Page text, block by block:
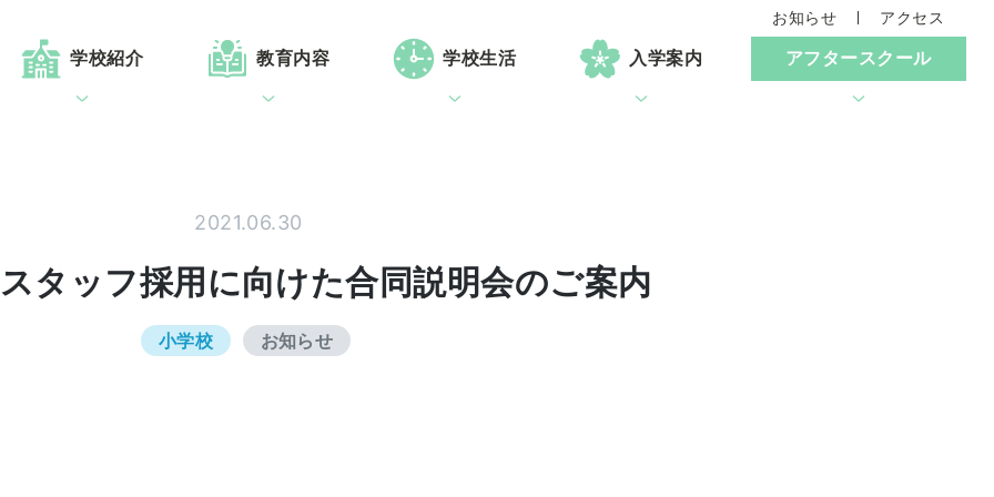
学校紹介 教育内容 学校生活 入学案内 アフタースクール
お知らせ アクセス
2021.06.30
スタッフ採用に向けた合同説明会のご案内
小学校 お知らせ